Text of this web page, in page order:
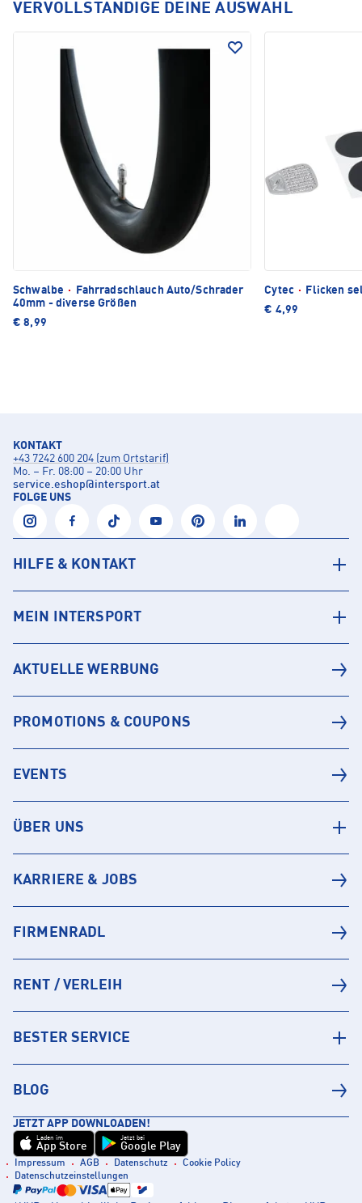
VERVOLLSTÄNDIGE DEINE AUSWAHL
Schwalbe ·
Fahrradschlauch Auto/Schrader
40mm - diverse Größen
€ 8,99
Cytec ·
Flicken
€ 4,99
KONTAKT
+43 7242 600 204 (zum Ortstarif)
Mo. – Fr. 08:00 – 20:00 Uhr
service.eshop@intersport.at
FOLGE UNS
HILFE & KONTAKT
MEIN INTERSPORT
AKTUELLE WERBUNG
PROMOTIONS & COUPONS
EVENTS
ÜBER UNS
KARRIERE & JOBS
FIRMENRADL
RENT / VERLEIH
BESTER SERVICE
BLOG
JETZT APP DOWNLOADEN!
Laden im
App Store
Jetzt bei
Google Play
Impressum AGB Datenschutz
Cookie Policy
Datenschutzeinstellungen